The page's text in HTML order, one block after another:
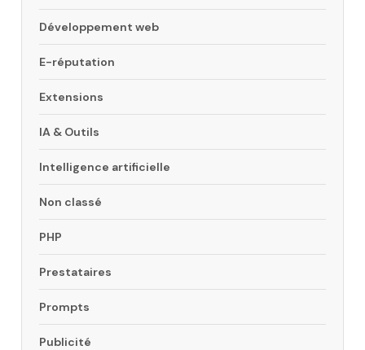
Développement web
E-réputation
Extensions
IA & Outils
Intelligence artificielle
Non classé
PHP
Prestataires
Prompts
Publicité